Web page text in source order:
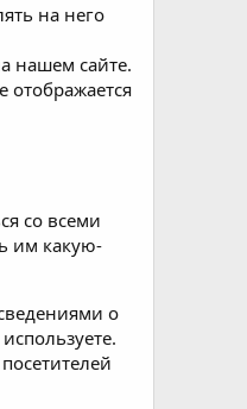
на него
нашем сайте.
со всеми
им какую-
о